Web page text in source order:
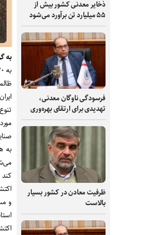
ذخایر معدنی کشور بیش از
۵۵ میلیارد تن برآورد می‌شود
فرسودگی ناوگان معدنی،
تهدیدی برای ارتقای بهره‌وری
ظرفیت‌ معادن در کشور بسیار
بالاست
به
به
و